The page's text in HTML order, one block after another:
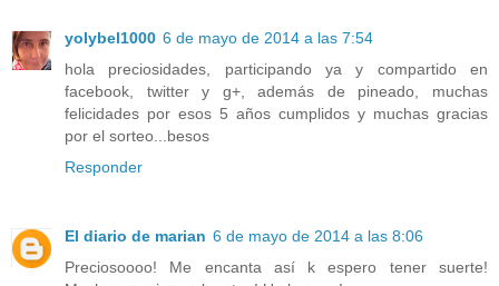
yolybel1000 6 de mayo de 2014 a las 7:54
hola preciosidades, participando ya y compartido en
facebook, twitter y g+, además de pineado, muchas
felicidades por esos 5 años cumplidos y muchas gracias
por el sorteo...besos
Responder
El diario de marian 6 de mayo de 2014 a las 8:06
Preciosoooo! Me encanta así k espero tener suerte!